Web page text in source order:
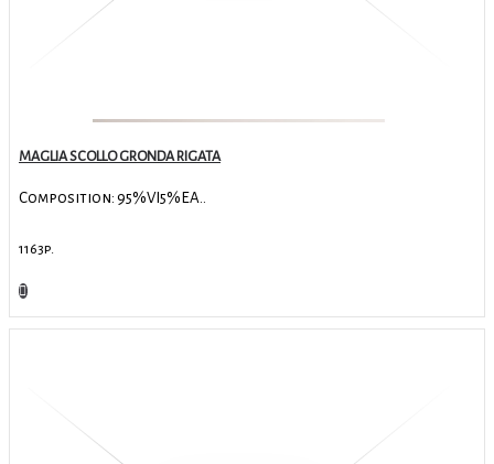
MAGLIA SCOLLO GRONDA RIGATA
Composition: 95%VI5%EA..
1163р.